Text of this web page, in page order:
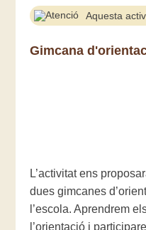
Aquesta
Gimcana
L’activitat ens
dues gimcanes
l’escola. Aprendrem
l’orientació i